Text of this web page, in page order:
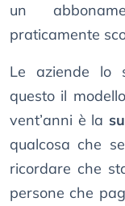
un
praticamente
Le aziende lo
questo il
vent’anni è la
qualcosa che
ricordare che
persone che